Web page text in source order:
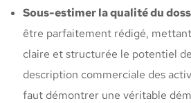
Sous-estimer la qualité du
être parfaitement rédigé,
claire et structurée le potentiel
description commerciale des
faut démontrer une véritable